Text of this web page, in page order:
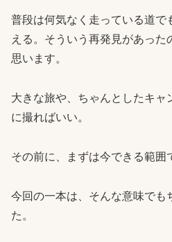
普段は何気なく走っている道で
える。そういう再発見があった
思います。
大きな旅や、ちゃんとしたキャ
に撮ればいい。
その前に、まずは今できる範囲
今回の一本は、そんな意味でも
た。